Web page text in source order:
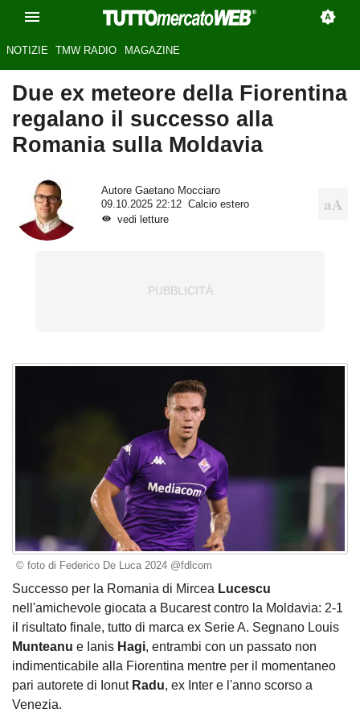
NOTIZIE TMW RADIO MAGAZINE
Due ex meteore della Fiorentina
regalano il successo alla
Romania sulla Moldavia
Autore Gaetano Mocciaro
09.10.2025 22:12
Calcio estero
vedi letture
© foto di Federico De Luca 2024 @fdlcom
Successo per la Romania di Mircea Lucescu
nell'amichevole giocata a Bucarest contro la Moldavia: 2-1
il risultato finale, tutto di marca ex Serie A. Segnano Louis
Munteanu e Ianis Hagi, entrambi con un passato non
indimenticabile alla Fiorentina mentre per il momentaneo
pari autorete di Ionut Radu, ex Inter e l'anno scorso a
Venezia.